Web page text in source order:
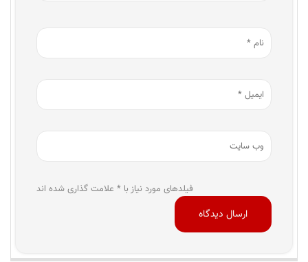
فیلدهای مورد نیاز با * علامت گذاری شده اند